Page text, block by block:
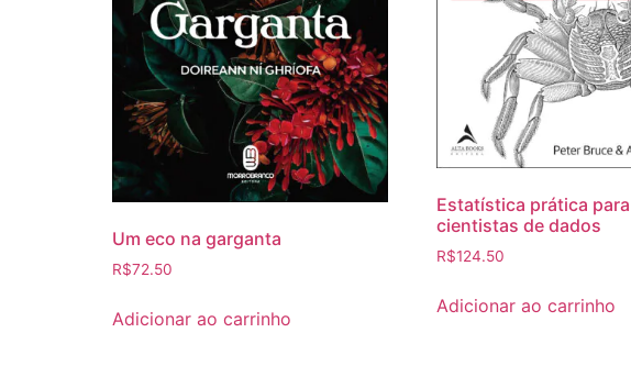
Um eco na garganta
R$72.50
Adicionar ao carrinho
Estatística prática para
cientistas de dados
R$124.50
Adicionar ao carrinho